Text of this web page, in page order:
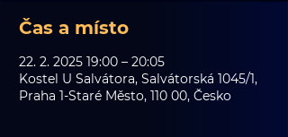
Čas a místo
22. 2. 2025 19:00 – 20:05
Kostel U Salvátora, Salvátorská 1045/1,
Praha 1-Staré Město, 110 00, Česko